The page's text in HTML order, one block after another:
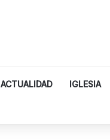
ACTUALIDAD IGLESIA